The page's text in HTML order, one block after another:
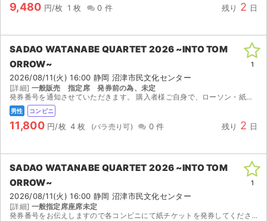
スポーツ
演劇・ミュージカル
ご利用ガイド
ご利用ガイド
手数料・お支払い方法
よくある質問
お知らせ
9,480 円/枚 1 枚 0 件 残り 2 日
SADAO WATANABE QUARTET 2026 ~INTO TOM
ORROW~
2026/08/11(火) 16:00 静岡 沼津市民文化センター
[詳細] 一般販売 指定席 発券前の為、未定
発券番号を通知させていただきます。 購入者様ご自身で、ローソン・紙チケットにて紙チケットの発券をお願いいたします。
男性 コンビニ
11,800 円/枚 4 枚 0 件 残り 2 日
1
SADAO WATANABE QUARTET 2026 ~INTO TOM
ORROW~
2026/08/11(火) 16:00 静岡 沼津市民文化センター
[詳細] 一般指定席座席未定
発券番号をお伝えしますので各コンビニにて紙チケットを発券してください。お座席は紙チケットを発券してみないと分かりませんのでご検討宜しくお願い致します。
1